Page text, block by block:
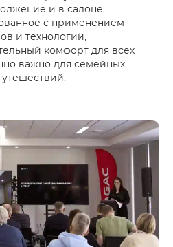
и в салоне.
с применением
и технологий,
комфорт для всех
важно для семейных